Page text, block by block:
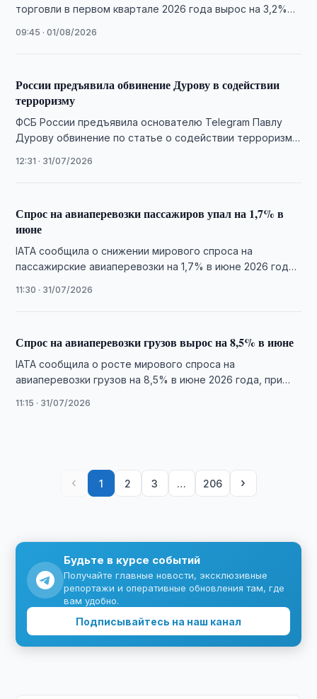
торговли в первом квартале 2026 года вырос на 3,2%
09:45 · 01/08/2026
России предъявила обвинение Дурову в содействии
терроризму
ФСБ России предъявила основателю Telegram Павлу
Дурову обвинение по статье о содействии терроризму
12:31 · 31/07/2026
Спрос на авиаперевозки пассажиров упал на 1,7% в
июне
IATA сообщила о снижении мирового спроса на
пассажирские авиаперевозки на 1,7% в июне 2026 года
11:30 · 31/07/2026
Спрос на авиаперевозки грузов вырос на 8,5% в июне
IATA сообщила о росте мирового спроса на
авиаперевозки грузов на 8,5% в июне 2026 года, при
11:15 · 31/07/2026
‹ 1 2 3 … 206 ›
Будьте в курсе событий
Получайте главные новости, эксклюзивные
репортажи и оперативные обновления там, где
вам удобно.
Подписывайтесь на наш канал